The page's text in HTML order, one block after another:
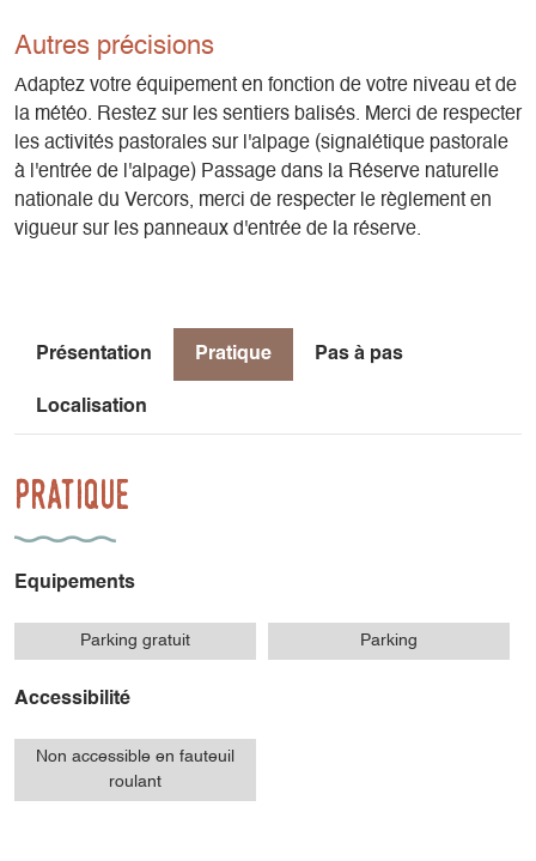
Autres précisions
Adaptez votre équipement en fonction de votre niveau et de
la météo. Restez sur les sentiers balisés. Merci de respecter
les activités pastorales sur l'alpage (signalétique pastorale
à l'entrée de l'alpage) Passage dans la Réserve naturelle
nationale du Vercors, merci de respecter le règlement en
vigueur sur les panneaux d'entrée de la réserve.
Présentation Pratique Pas à pas
Localisation
Pratique
Equipements
Parking gratuit Parking
Accessibilité
Non accessible en fauteuil
roulant